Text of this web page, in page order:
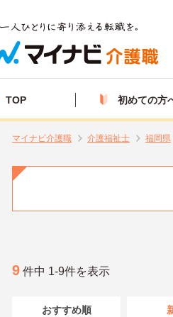
TOP 初めての方
マイナビ介護職 介護福祉士 福岡県
9 件中 1-9件を表示
おすすめ順